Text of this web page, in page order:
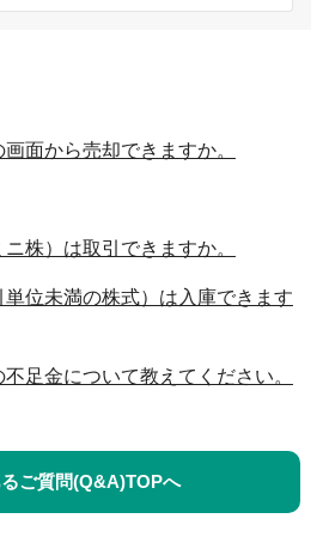
面から売却できますか。
株）は取引できますか。
位未満の株式）は入庫できます
足金について教えてください。
ご質問(Q&A)TOPへ